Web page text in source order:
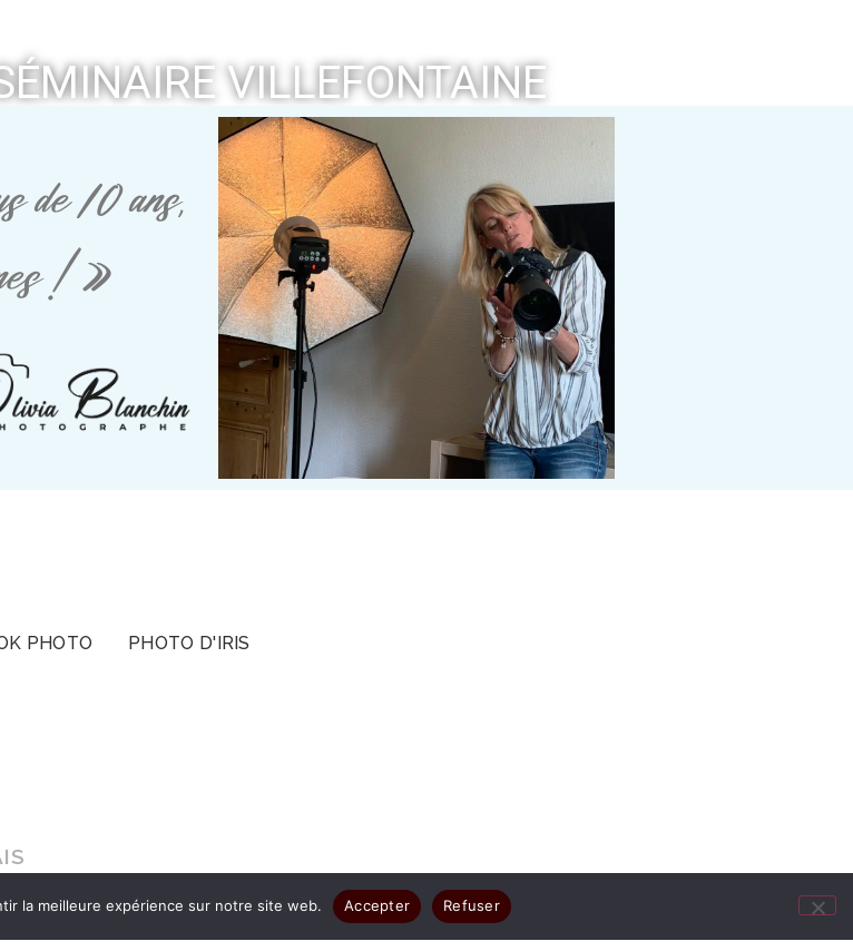
VILLEFONTAINE
de 10 ans,
! »
PHOTO PHOTO D'IRIS
authentique pour que vos images résument votre joie
la meilleure expérience sur notre site web. Accepter Refuser